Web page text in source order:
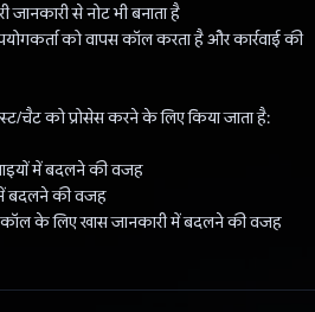
जानकारी से नोट भी बनाता है
को वापस कॉल करता है और कार्रवाई की
चैट को प्रोसेस करने के लिए किया जाता है:
में बदलने की वजह
बदलने की वजह
कॉल के लिए खास जानकारी में बदलने की वजह